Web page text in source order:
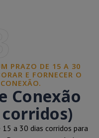
PRAZO DE 15 A 30
E FORNECER O
Conexão
corridos)
a 30 dias corridos para